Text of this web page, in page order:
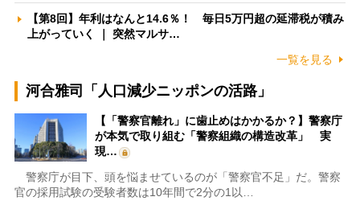
【第8回】年利はなんと14.6％！ 毎日5万円超の延滞税が積み
上がっていく ｜ 突然マルサ…
一覧を見る
河合雅司「人口減少ニッポンの活路」
【「警察官離れ」に歯止めはかかるか？】警察庁
が本気で取り組む「警察組織の構造改革」 実
現…
警察庁が目下、頭を悩ませているのが「警察官不足」だ。警察
官の採用試験の受験者数は10年間で2分の1以…